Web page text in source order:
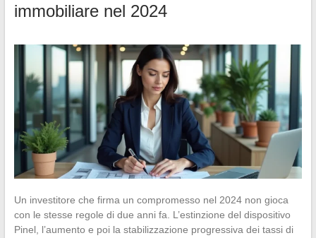
immobiliare nel 2024
Un investitore che firma un compromesso nel 2024 non gioca
con le stesse regole di due anni fa. L’estinzione del dispositivo
Pinel, l’aumento e poi la stabilizzazione progressiva dei tassi di